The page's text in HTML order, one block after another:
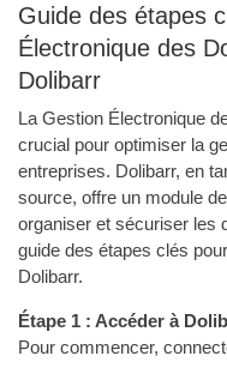
Guide des étapes
Électronique des
Dolibarr
La Gestion Électronique
crucial pour optimiser la
entreprises. Dolibarr, en
source, offre un module
organiser et sécuriser les
guide des étapes clés
Dolibarr.
Étape 1 : Accéder à
Pour commencer,